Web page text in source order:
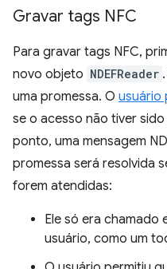
Gravar tags NFC
Para gravar tags NFC,
novo objeto NDEFReader
uma promessa. O usuário
se o acesso não tiver
ponto, uma mensagem
promessa será resolvida
forem atendidas:
Ele só era chamado
usuário, como um